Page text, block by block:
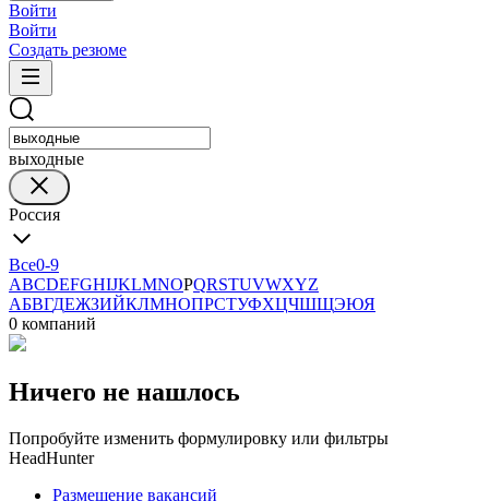
Войти
Войти
Создать резюме
выходные
Россия
Все0-9
ABCDEFGHIJKLMNOPQRSTUVWXYZ
АБВГДЕЖЗИЙКЛМНОПРСТУФХЦЧШЩЭЮЯ
0 компаний
Ничего не нашлось
Попробуйте изменить формулировку или фильтры
HeadHunter
Размещение вакансий